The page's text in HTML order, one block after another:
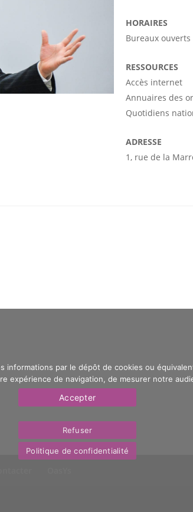
HORAIRES
Bureaux
RESSOURCES
Accès internet
Annuaires des
Quotidiens
ADRESSE
1, rue de la
informations par le dépôt de cookies ou
expérience de navigation, de mesurer notre
Accepter
Refuser
Politique de confidentialité